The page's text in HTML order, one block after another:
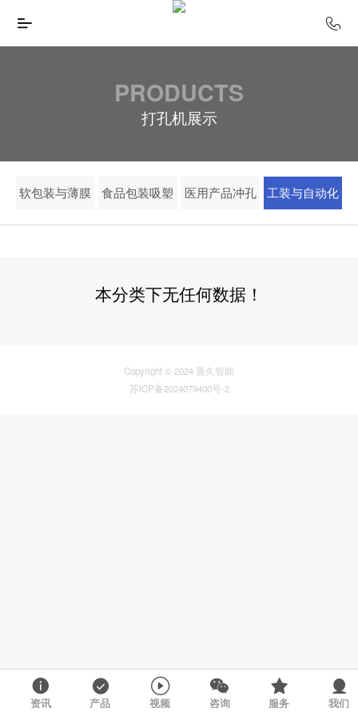
PRODUCTS
打孔机展示
软包装与薄膜 食品包装吸塑 医用产品冲孔 工装与自动化
本分类下无任何数据！
Copyright © 2024 善久智能
苏ICP备2024079400号-2
资讯 产品 视频 咨询 服务 我们